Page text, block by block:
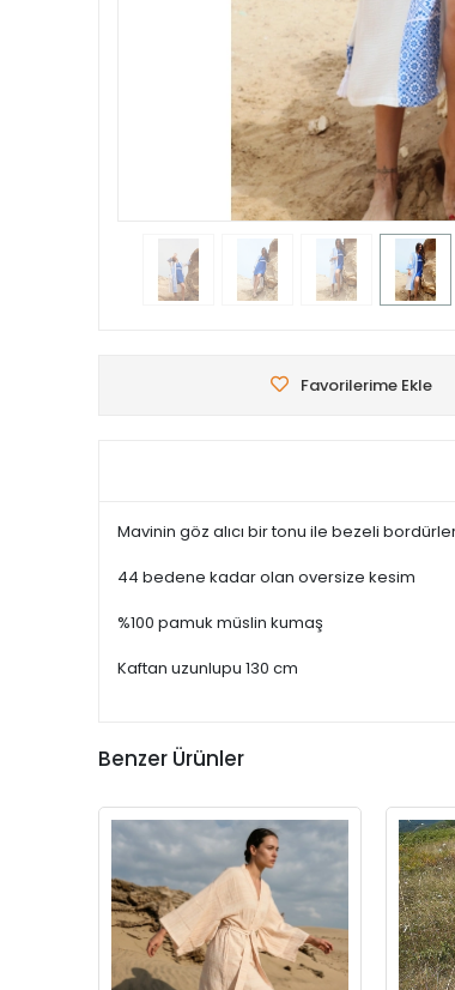
Favorilerime Ekle
Mavinin göz alıcı bir tonu ile bezeli
44 bedene kadar olan oversize kesim
%100 pamuk müslin kumaş
Kaftan uzunlupu 130 cm
Benzer Ürünler